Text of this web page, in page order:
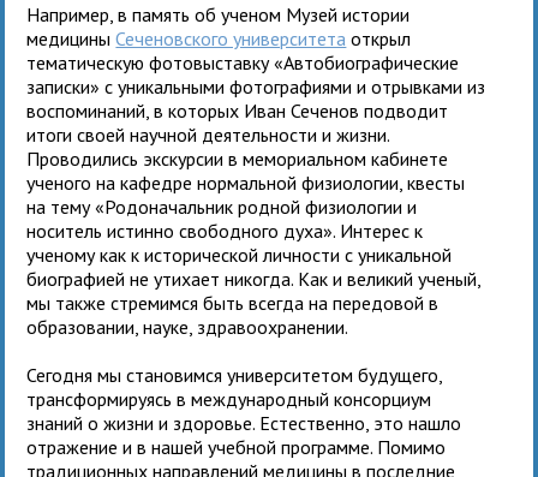
Например, в память об ученом Музей истории
медициныСеченовского университета открыл
тематическую фотовыставку «Автобиографические
записки» с уникальными фотографиями и отрывками из
воспоминаний, в которых Иван Сеченов подводит
итоги своей научной деятельности и жизни.
Проводились экскурсии в мемориальном кабинете
ученого на кафедре нормальной физиологии, квесты
на тему «Родоначальник родной физиологии и
носитель истинно свободного духа». Интерес к
ученому как к исторической личности с уникальной
биографией не утихает никогда. Как и великий ученый,
мы также стремимся быть всегда на передовой в
образовании, науке, здравоохранении.
Сегодня мы становимся университетом будущего,
трансформируясь в международный консорциум
знаний о жизни и здоровье. Естественно, это нашло
отражение и в нашей учебной программе. Помимо
традиционных направлений медицины в последние